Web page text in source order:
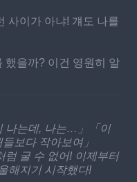
사이가 아냐! 걔도 나를
했을까? 이건 영원히 알
나는데, 나는…」「이
보다 작아보여」
럼 굴 수 없어! 이제부터
해지기 시작했다!